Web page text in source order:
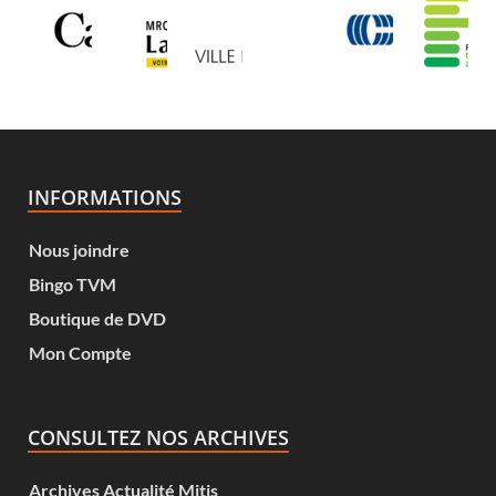
INFORMATIONS
Nous joindre
Bingo TVM
Boutique de DVD
Mon Compte
CONSULTEZ NOS ARCHIVES
Archives Actualité Mitis